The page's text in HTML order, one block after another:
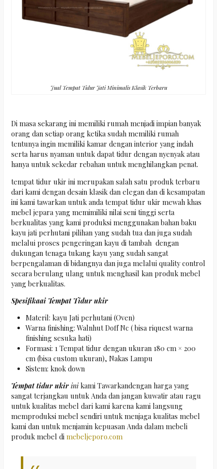
Jual Tempat Tidur Jati Minimalis Klasik Terbaru
Di masa sekarang ini memiliki rumah menjadi impian banyak
orang dan setiap orang ketika sudah memiliki rumah
tentunya ingin memiliki kamar dengan interior yang indah
serta harus nyaman untuk dapat tidur dengan nyenyak atau
hanya untuk sekedar rebahan untuk menghilangkan penat.
tempat tidur ukir ini merupakan salah satu produk terbaru
dari kami dengan desain klasik dan elegan dan di kesampatan
ini kami tawarkan untuk anda tempat tidur ukir mewah khas
mebel jepara yang memimiliki nilai seni tinggi serta
berkualitas yang kami produksi menggunakan bahan baku
kayu jati perhutani pilihan yang sudah tua dan juga sudah
melalui proses pengeringan kayu di tambah dengan
dukungan tenaga tukang kayu yang sudah sangat
berpengalaman di bidangnya dan juga melalui quality control
secara berulang ulang untuk menghasil kan produk mebel
yang berkualitas.
Spesifikaai Tempat Tidur ukir
Materil: kayu Jati perhutani (Oven)
Warna finishing: Walnhut Doff Nc ( bisa riquest warna
finishing sesuka hati)
Formasi: 1 Tempat tidur dengan ukuran 180 cm × 200
cm (bisa custom ukuran), Nakas Lampu
Sistem: knok down
Tempat tidur ukir inikami Tawarkandengan harga yang
sangat terjangkau untuk Anda dan jangan kuwatir atau ragu
untuk kualitas mebel dari kami karena kami langsung
memproduksi mebel sendiri untuk menjaga kualitas mebel
kami dan untuk menjamin kepuasan Anda dalam mebeli
produk mebel di mebeljeporo.com